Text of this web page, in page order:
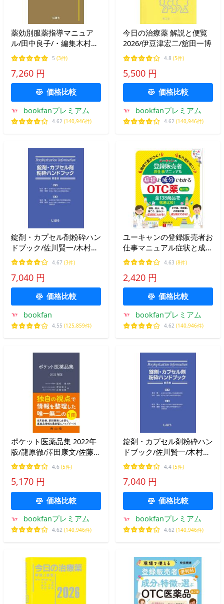
薬効別服薬指導マニュア
ル/田中良子/・編集木村健/
多田洋枝
5 (3件)
7,260 円
価格比較
bookfanプレミアム
4.62 (140,946件)
今日の治療薬 解説と便覧
2026/伊豆津宏二/舘田一博
4.8 (5件)
5,500 円
価格比較
bookfanプレミアム
4.62 (140,946件)
錠剤・カプセル剤粉砕ハン
ドブック/佐川賢一/木村利
美/佐川賢一
4.67 (3件)
7,040 円
価格比較
bookfan
4.55 (125,859件)
ユーキャンの登録販売者お
仕事マニュアル症状と成分
でわかるOTC薬 現場で差
がつく!もう迷わない!/高橋
伊津美/ユーキャン登録販
売者実務研究会
4.63 (8件)
2,420 円
価格比較
bookfanプレミアム
4.62 (140,946件)
ポケット医薬品集 2022年
版/龍原徹/澤田康文/佐藤宏
樹
4.6 (5件)
5,170 円
価格比較
bookfanプレミアム
4.62 (140,946件)
錠剤・カプセル剤粉砕ハン
ドブック/佐川賢一/木村利
美/佐川賢一
4.4 (5件)
7,040 円
価格比較
bookfanプレミアム
4.62 (140,946件)